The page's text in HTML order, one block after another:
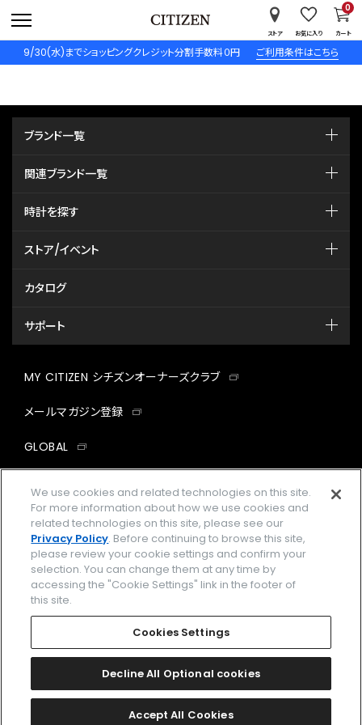
9/30(水)までショッピングクレジット分割手数料０円 ご利用条件はこちら
ストア お気に入り カート
0
ブランド一覧
関連ブランド一覧
時計を探す
ストア/イベント
カタログ
サポート
MY CITIZEN シチズンオーナーズクラブ
メールマガジン登録
GLOBAL
facebookinstagramtwitter
企業情報 ご利用規約
プライバシーポリシー Cookies Settings
Amazon PayはAmazon.com, Inc.またはその関連会社の商標です。
2026 CITIZEN WATCH CO., LTD.
We use cookies and related technologies on this site.
For more information about how we use cookies and
related technologies on this site, please see our
Privacy Policy. Before continuing to browse this site,
please review your cookie settings and confirm your
selection. You can change them at any time by
accessing the "Cookie Settings" link in the footer of
this site.
Cookies Settings
Decline All Optional cookies
Accept All Cookies